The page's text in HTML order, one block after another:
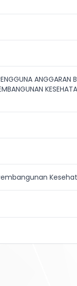
ANGGARAN